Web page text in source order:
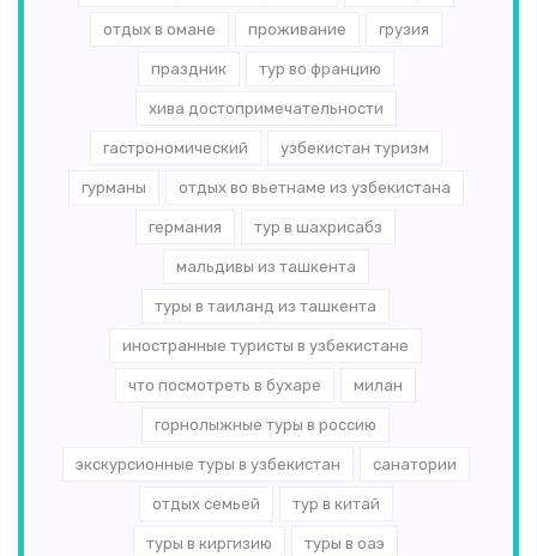
отдых в омане проживание грузия
праздник тур во францию
хива достопримечательности
гастрономический узбекистан туризм
гурманы отдых во вьетнаме из узбекистана
германия тур в шахрисабз
мальдивы из ташкента
туры в таиланд из ташкента
иностранные туристы в узбекистане
что посмотреть в бухаре милан
горнолыжные туры в россию
экскурсионные туры в узбекистан санатории
отдых семьей тур в китай
туры в киргизию туры в оаэ